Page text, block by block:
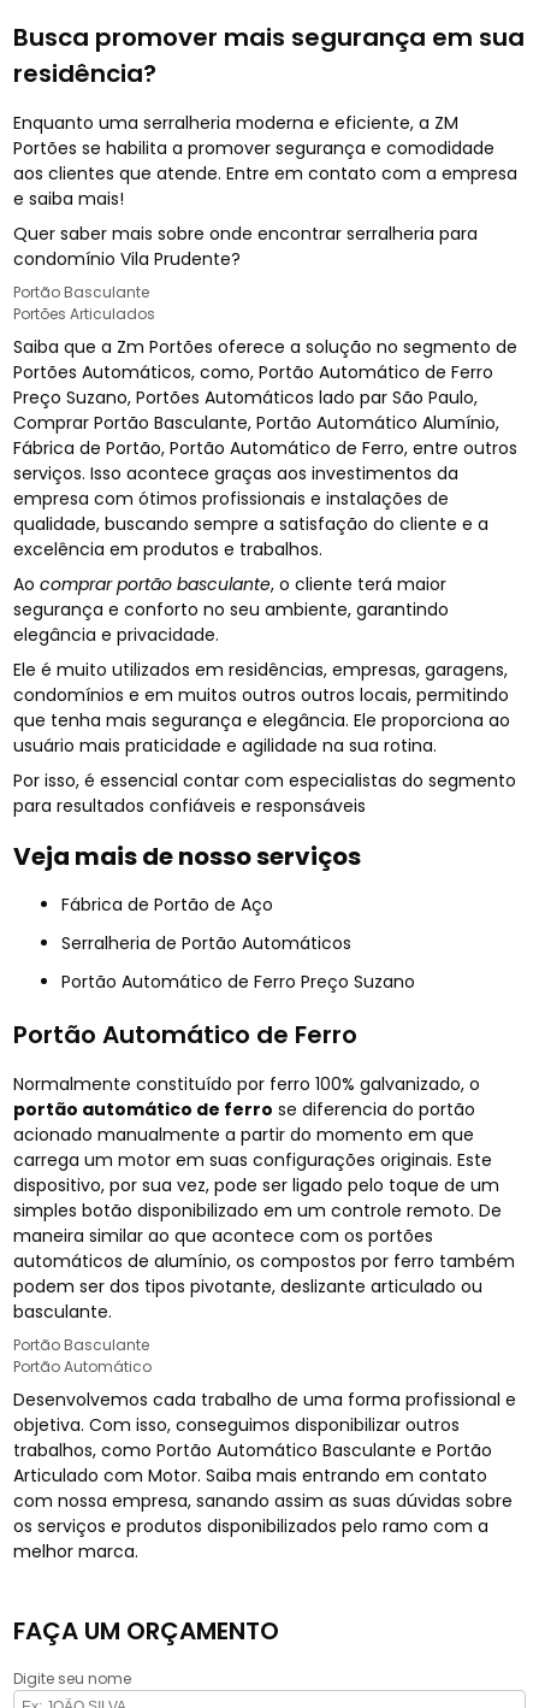
Busca promover mais segurança em sua
residência?
Enquanto uma serralheria moderna e eficiente, a ZM
Portões se habilita a promover segurança e comodidade
aos clientes que atende. Entre em contato com a empresa
e saiba mais!
Quer saber mais sobre onde encontrar serralheria para
condomínio Vila Prudente?
Portão Basculante
Portões Articulados
Saiba que a Zm Portões oferece a solução no segmento de
Portões Automáticos, como, Portão Automático de Ferro
Preço Suzano, Portões Automáticos lado par São Paulo,
Comprar Portão Basculante, Portão Automático Alumínio,
Fábrica de Portão, Portão Automático de Ferro, entre outros
serviços. Isso acontece graças aos investimentos da
empresa com ótimos profissionais e instalações de
qualidade, buscando sempre a satisfação do cliente e a
excelência em produtos e trabalhos.
Aocomprar portão basculante, o cliente terá maior
segurança e conforto no seu ambiente, garantindo
elegância e privacidade.
Ele é muito utilizados em residências, empresas, garagens,
condomínios e em muitos outros outros locais, permitindo
que tenha mais segurança e elegância. Ele proporciona ao
usuário mais praticidade e agilidade na sua rotina.
Por isso, é essencial contar com especialistas do segmento
para resultados confiáveis e responsáveis
Veja mais de nosso serviços
Fábrica de Portão de Aço
Serralheria de Portão Automáticos
Portão Automático de Ferro Preço Suzano
Portão Automático de Ferro
Normalmente constituído por ferro 100% galvanizado, o
portão automático de ferro se diferencia do portão
acionado manualmente a partir do momento em que
carrega um motor em suas configurações originais. Este
dispositivo, por sua vez, pode ser ligado pelo toque de um
simples botão disponibilizado em um controle remoto. De
maneira similar ao que acontece com os portões
automáticos de alumínio, os compostos por ferro também
podem ser dos tipos pivotante, deslizante articulado ou
basculante.
Portão Basculante
Portão Automático
Desenvolvemos cada trabalho de uma forma profissional e
objetiva. Com isso, conseguimos disponibilizar outros
trabalhos, como Portão Automático Basculante e Portão
Articulado com Motor. Saiba mais entrando em contato
com nossa empresa, sanando assim as suas dúvidas sobre
os serviços e produtos disponibilizados pelo ramo com a
melhor marca.
FAÇA UM ORÇAMENTO
Digite seu nome